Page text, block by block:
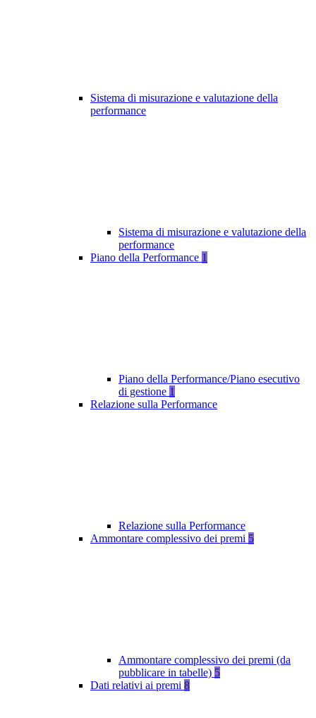
Sistema di misurazione e valutazione della
performance
Sistema di misurazione e valutazione della
performance
Piano della Performance 1
Piano della Performance/Piano esecutivo
di gestione 1
Relazione sulla Performance
Relazione sulla Performance
Ammontare complessivo dei premi 5
Ammontare complessivo dei premi (da
pubblicare in tabelle) 5
Dati relativi ai premi 8